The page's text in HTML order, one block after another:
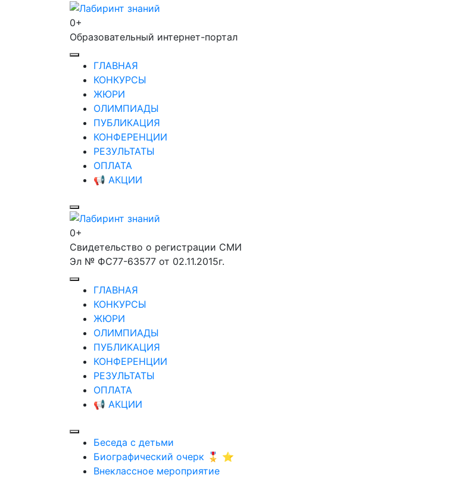
Лабиринт знаний
0+
Образовательный интернет-портал
ГЛАВНАЯ
КОНКУРСЫ
ЖЮРИ
ОЛИМПИАДЫ
ПУБЛИКАЦИЯ
КОНФЕРЕНЦИИ
РЕЗУЛЬТАТЫ
ОПЛАТА
📢 АКЦИИ
Лабиринт знаний
0+
Свидетельство о регистрации СМИ
Эл № ФС77-63577 от 02.11.2015г.
ГЛАВНАЯ
КОНКУРСЫ
ЖЮРИ
ОЛИМПИАДЫ
ПУБЛИКАЦИЯ
КОНФЕРЕНЦИИ
РЕЗУЛЬТАТЫ
ОПЛАТА
📢 АКЦИИ
Беседа с детьми
Биографический очерк 🎖️ ⭐
Внеклассное мероприятие